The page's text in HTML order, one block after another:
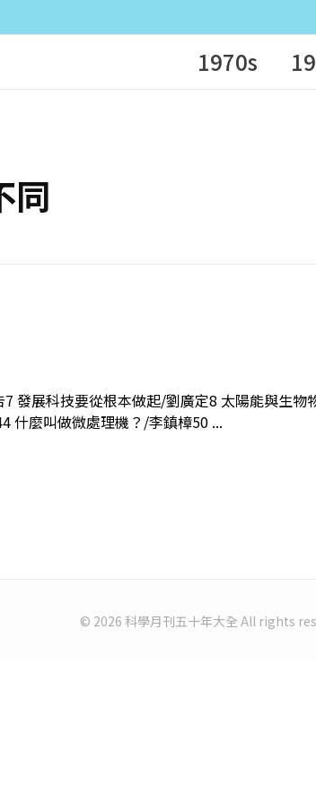
1970s
同
發展科技要從根本做起/劉廣定8 太陽能與生
什麼叫做微處理機？/李鎮樟50 ...
© 2026 科學月刊五十年大全 All rights